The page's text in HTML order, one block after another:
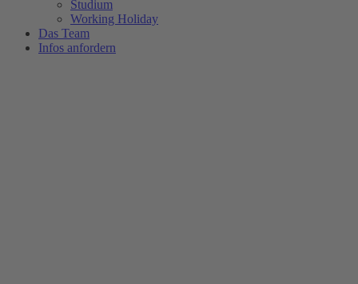
Studium
Working Holiday
Das Team
Infos anfordern